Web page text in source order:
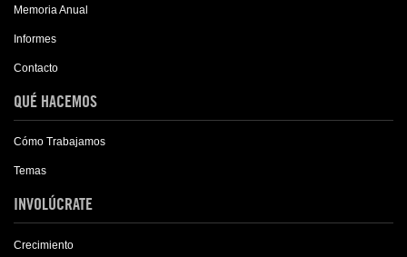
Memoria Anual
Informes
Contacto
QUÉ HACEMOS
Cómo Trabajamos
Temas
INVOLÚCRATE
Crecimiento